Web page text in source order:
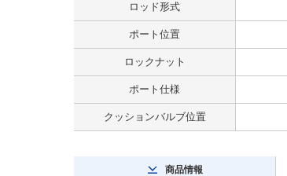
ロッド形式
ポート位置
ロックナット
ポート仕様
クッションバルブ位置
商品情報